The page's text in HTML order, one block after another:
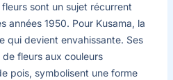
sont un sujet récurrent
années 1950. Pour Kusama, la
qui devient envahissante. Ses
fleurs aux couleurs
pois, symbolisent une forme